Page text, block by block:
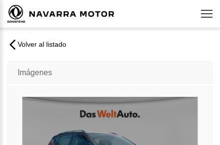
Volver al listado
Imágenes